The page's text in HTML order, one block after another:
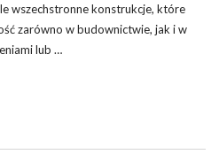
wszechstronne konstrukcje, które
zarówno w budownictwie, jak i w
lub …